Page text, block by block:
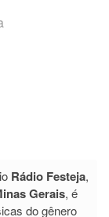
Rádio Festeja,
Gerais, é
do gênero